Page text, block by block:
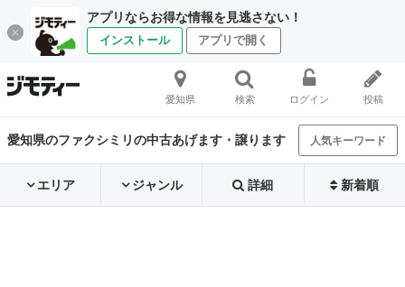
アプリならお得な情報を見逃さない！
インストール アプリで開く
愛知県 検索 ログイン 投稿
愛知県のファクシミリの中古あげます・譲ります 人気キーワード
エリア ジャンル 詳細 新着順